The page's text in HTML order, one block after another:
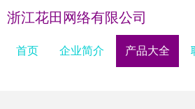
浙江花田网络有限公司
首页 企业简介 产品大全